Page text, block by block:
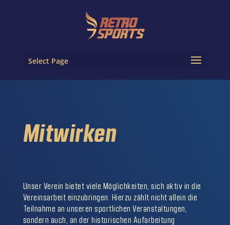
Select Page
Mitwirken
Unser Verein bietet viele Möglichkeiten, sich aktiv in die
Vereinsarbeit einzubringen. Hierzu zählt nicht allein die
Teilnahme an unseren sportlichen Veranstaltungen,
sondern auch, an der historischen Aufarbeitung